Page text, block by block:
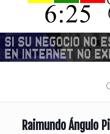
Raimundo Ángulo